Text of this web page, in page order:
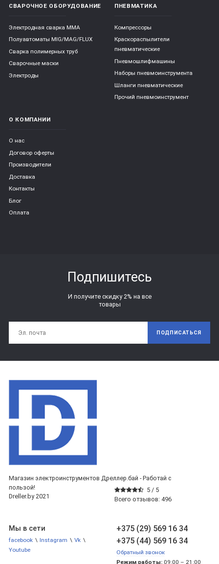
СВАРОЧНОЕ ОБОРУДОВАНИЕ
Электродная сварка ММА
Полуавтоматы MIG/MAG/FLUX
Сварка полимерных труб
Сварочные маски
Электроды
ПНЕВМАТИКА
Компрессоры
Краскораспылители
пневматические
Пневмошлифмашины
Наборы пневмоинструмента
Шланги пневматические
Прочий пневмоинструмент
О КОМПАНИИ
О нас
Договор оферты
Производители
Доставка
Контакты
Блог
Оплата
Подпишитесь
И получите скидку 2% на все
товары
ПОДПИСАТЬСЯ
Магазин электроинструментов Дреллер.бай - Работай с
пользой!
5 / 5
Всего отзывов: 496
Dreller.by 2021
+375 (29) 569 16 34
+375 (44) 569 16 34
Обратный звонок
Режим работы: 09:00 – 21:00
Мы в сети
facebook \ Instagram \ Vk \
Youtube